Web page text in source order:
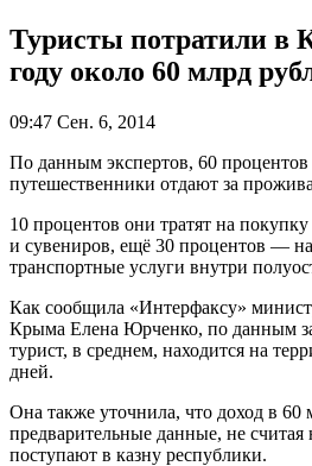
Туристы потратили в
году около 60 млрд
09:47 Сен. 6, 2014
По данным экспертов, 60 процентов
путешественники отдают за
10 процентов они тратят на
и сувениров, ещё 30 процентов — на
транспортные услуги внутри
Как сообщила «Интерфаксу»
Крыма Елена Юрченко, по данным
турист, в среднем, находится на
дней.
Она также уточнила, что доход в
предварительные данные, не считая
поступают в казну республики.